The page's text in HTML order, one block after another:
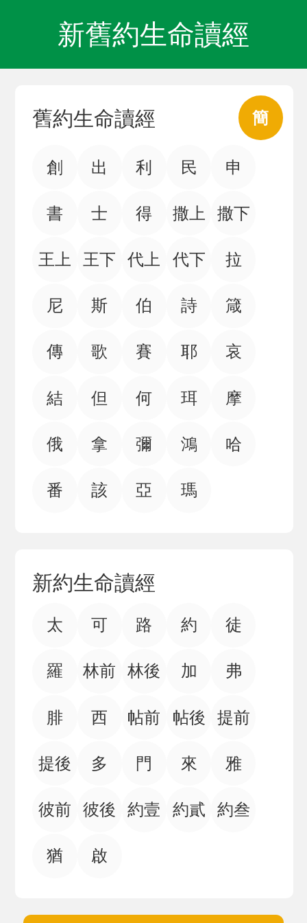
新舊約生命讀經
舊約生命讀經 簡
創 出 利 民 申
書 士 得 撒上 撒下
王上 王下 代上 代下 拉
尼 斯 伯 詩 箴
傳 歌 賽 耶 哀
結 但 何 珥 摩
俄 拿 彌 鴻 哈
番 該 亞 瑪
新約生命讀經
太 可 路 約 徒
羅 林前 林後 加 弗
腓 西 帖前 帖後 提前
提後 多 門 來 雅
彼前 彼後 約壹 約貳 約叁
猶 啟